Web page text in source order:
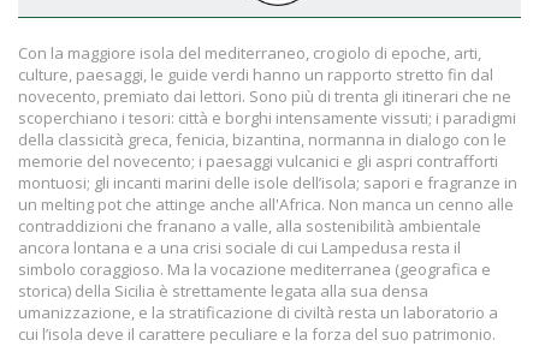
Con la maggiore isola del mediterraneo, crogiolo di epoche, arti,
culture, paesaggi, le guide verdi hanno un rapporto stretto fin dal
novecento, premiato dai lettori. Sono più di trenta gli itinerari che ne
scoperchiano i tesori: città e borghi intensamente vissuti; i paradigmi
della classicità greca, fenicia, bizantina, normanna in dialogo con le
memorie del novecento; i paesaggi vulcanici e gli aspri contrafforti
montuosi; gli incanti marini delle isole dell’isola; sapori e fragranze in
un melting pot che attinge anche all'Africa. Non manca un cenno alle
contraddizioni che franano a valle, alla sostenibilità ambientale
ancora lontana e a una crisi sociale di cui Lampedusa resta il
simbolo coraggioso. Ma la vocazione mediterranea (geografica e
storica) della Sicilia è strettamente legata alla sua densa
umanizzazione, e la stratificazione di civiltà resta un laboratorio a
cui l’isola deve il carattere peculiare e la forza del suo patrimonio.